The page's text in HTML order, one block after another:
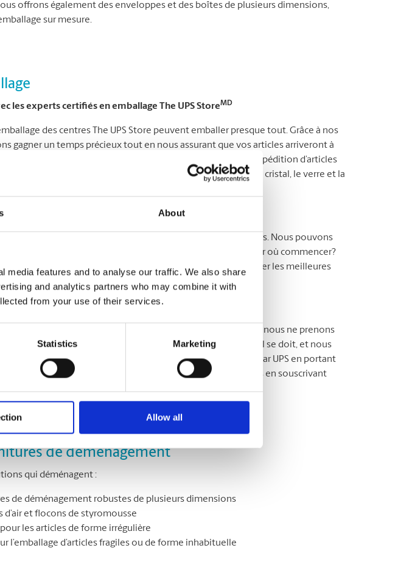
About
media features and to analyse our traffic. We also share
and analytics partners who may combine it with
from your use of their services.
Statistics Marketing
Allow all
offrons également des enveloppes et des boîtes de plusieurs dimensions,
sur mesure.
les experts certifiés en emballage The UPS StoreMD
des centres The UPS Store peuvent emballer presque tout. Grâce à nos
gagner un temps précieux tout en nous assurant que vos articles arriveront à
Nous nous spécialisons dans l’emballage approprié pour l’expédition d’articles
les antiquités, les œuvres d’art, les articles électroniques, le cristal, le verre et la
mesure
ou de forme spéciale exigent souvent des soins particuliers. Nous pouvons
d’emballage adaptées à vos besoins. Vous ne savez pas par où commencer?
en emballage dès aujourd’hui. Ils sauront vous conseiller les meilleures
vos articles.
d’expédition
, nous ne prenons
certifiés en emballage emballent vos cadeaux comme il se doit, et nous
services. Si nous emballons vos articles et les expédions par UPS en portant
nous pouvons les garantir pour vous. Protégez vos colis en souscrivant
de déménagement
qui déménagent :
de déménagement robustes de plusieurs dimensions
d’air et flocons de styromousse
les articles de forme irrégulière
l’emballage d’articles fragiles ou de forme inhabituelle